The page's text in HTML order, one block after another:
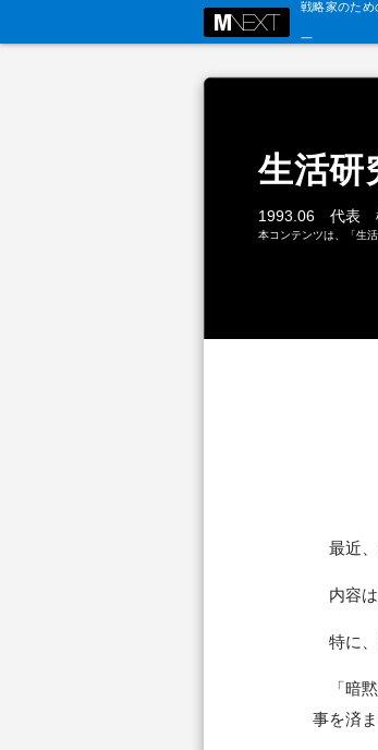
戦略家のため
生活
1993.06 代表
本コンテンツは、「生
最近、
内容は
特に、
「暗黙
事を済